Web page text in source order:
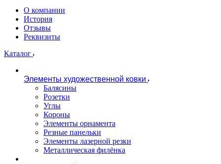
О компании
История
Отзывы
Реквизиты
Каталог
Элементы художественной ковки
Балясины
Розетки
Углы
Короны
Элементы орнамента
Резные панельки
Элементы лазерной резки
Металлическая филёнка